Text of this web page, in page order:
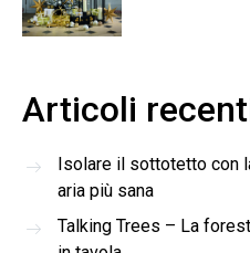
Articoli
Isolare il sottotetto con
aria più sana
Talking Trees – La